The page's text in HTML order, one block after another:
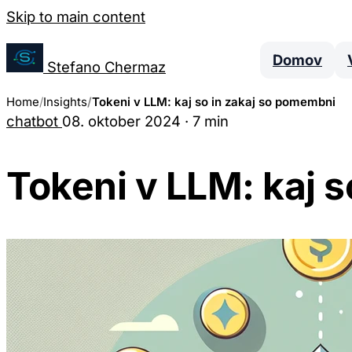
Salta al contenuto
Skip to main content
Stefano Chermaz Domov
Home Insights Tokeni v LLM: kaj so in zakaj so pomembni
chatbot 08. oktober 2024 · 7 min
Tokeni v LLM: kaj
Upravljanje nastavitev piškotkov
Lahko izberete, ali omogočiti ali onemogočiti
Ti piškotki so bistveni za delovanje spletne strani in jih ni
nastavijo le kot odziv na vaša dejanja, ki predstavljajo
Analitični piškotki
Ti piškotki nam omogočajo štetje obiskov in virov
spletne strani. Pomagajo nam vedeti, katere strani so